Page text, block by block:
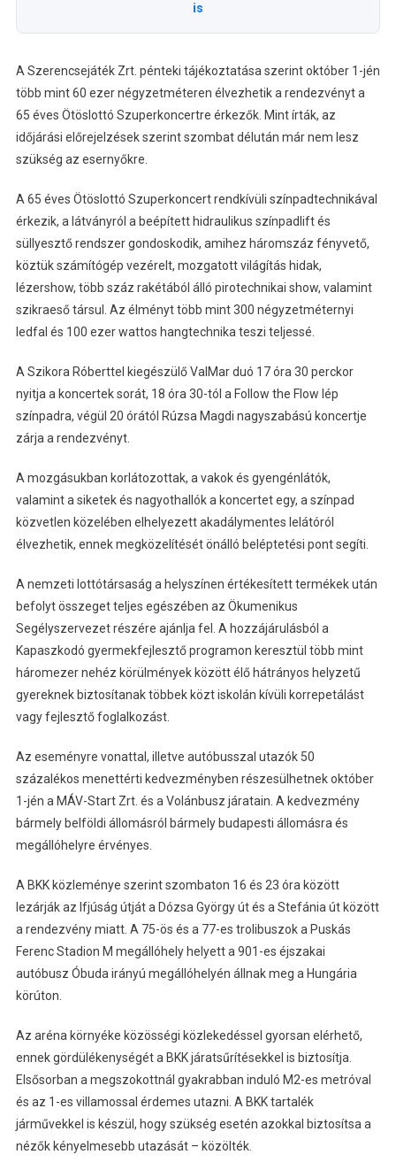
is
A Szerencsejáték Zrt. pénteki tájékoztatása szerint október 1-jén
több mint 60 ezer négyzetméteren élvezhetik a rendezvényt a
65 éves Ötöslottó Szuperkoncertre érkezők. Mint írták, az
időjárási előrejelzések szerint szombat délután már nem lesz
szükség az esernyőkre.
A 65 éves Ötöslottó Szuperkoncert rendkívüli színpadtechnikával
érkezik, a látványról a beépített hidraulikus színpadlift és
süllyesztő rendszer gondoskodik, amihez háromszáz fényvető,
köztük számítógép vezérelt, mozgatott világítás hidak,
lézershow, több száz rakétából álló pirotechnikai show, valamint
szikraeső társul. Az élményt több mint 300 négyzetméternyi
ledfal és 100 ezer wattos hangtechnika teszi teljessé.
A Szikora Róberttel kiegészülő ValMar duó 17 óra 30 perckor
nyitja a koncertek sorát, 18 óra 30-tól a Follow the Flow lép
színpadra, végül 20 órától Rúzsa Magdi nagyszabású koncertje
zárja a rendezvényt.
A mozgásukban korlátozottak, a vakok és gyengénlátók,
valamint a siketek és nagyothallók a koncertet egy, a színpad
közvetlen közelében elhelyezett akadálymentes lelátóról
élvezhetik, ennek megközelítését önálló beléptetési pont segíti.
A nemzeti lottótársaság a helyszínen értékesített termékek után
befolyt összeget teljes egészében az Ökumenikus
Segélyszervezet részére ajánlja fel. A hozzájárulásból a
Kapaszkodó gyermekfejlesztő programon keresztül több mint
háromezer nehéz körülmények között élő hátrányos helyzetű
gyereknek biztosítanak többek közt iskolán kívüli korrepetálást
vagy fejlesztő foglalkozást.
Az eseményre vonattal, illetve autóbusszal utazók 50
százalékos menettérti kedvezményben részesülhetnek október
1-jén a MÁV-Start Zrt. és a Volánbusz járatain. A kedvezmény
bármely belföldi állomásról bármely budapesti állomásra és
megállóhelyre érvényes.
A BKK közleménye szerint szombaton 16 és 23 óra között
lezárják az Ifjúság útját a Dózsa György út és a Stefánia út között
a rendezvény miatt. A 75-ös és a 77-es trolibuszok a Puskás
Ferenc Stadion M megállóhely helyett a 901-es éjszakai
autóbusz Óbuda irányú megállóhelyén állnak meg a Hungária
körúton.
Az aréna környéke közösségi közlekedéssel gyorsan elérhető,
ennek gördülékenységét a BKK járatsűrítésekkel is biztosítja.
Elsősorban a megszokottnál gyakrabban induló M2-es metróval
és az 1-es villamossal érdemes utazni. A BKK tartalék
járművekkel is készül, hogy szükség esetén azokkal biztosítsa a
nézők kényelmesebb utazását – közölték.